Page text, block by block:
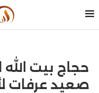
حجاج بيت
صعيد عرفات